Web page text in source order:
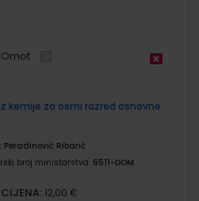
Omot
kemije za osmi razred osnovne
Peradinović Ribarić
broj ministarstva: 6511-DOM
CIJENA: 12,00 €